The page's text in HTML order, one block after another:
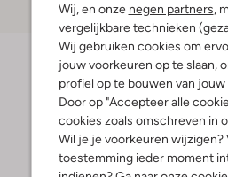
Wij, en onze negen partners,
vergelijkbare technieken
Wij gebruiken cookies om
jouw voorkeuren op te slaan,
profiel op te bouwen van
Door op "Accepteer alle
cookies zoals omschreven in
Wil je je voorkeuren wijzigen?
toestemming ieder moment
Bezorgen